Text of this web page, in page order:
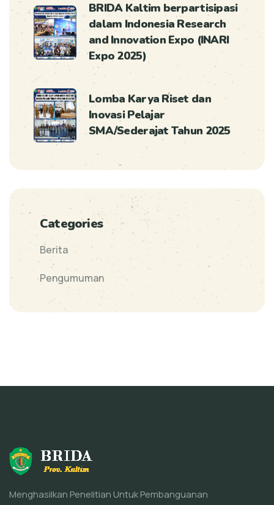
BRIDA Kaltim berpartisipasi
dalam Indonesia Research
and Innovation Expo (INARI
Expo 2025)
Lomba Karya Riset dan
Inovasi Pelajar
SMA/Sederajat Tahun 2025
Categories
Berita
Pengumuman
Menghasilkan Penelitian Untuk Pembanguanan